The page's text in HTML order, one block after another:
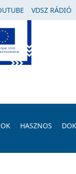
VDSZ RÁDIÓ
HASZNOS